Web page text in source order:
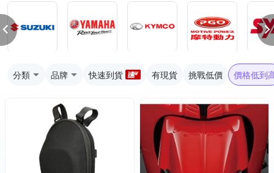
分類 品牌 快速到貨 有現貨 挑戰低價 價格低到